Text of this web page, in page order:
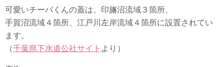
可愛いチーバくんの蓋は、印旛沼流域３箇所、
手賀沼流域４箇所、江戸川左岸流域４箇所に設置されてい
ます。
（千葉県下水道公社サイト より）